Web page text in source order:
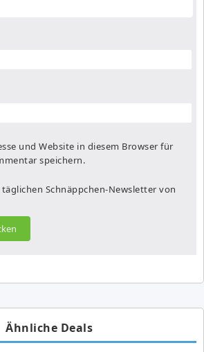
und Website in diesem Browser für
speichern.
Schnäppchen-Newsletter von
Ähnliche Deals